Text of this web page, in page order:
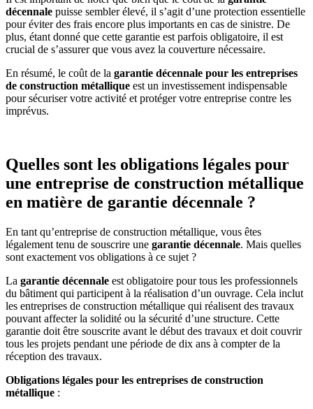
décennale puisse sembler élevé, il s’agit d’une protection essentielle
pour éviter des frais encore plus importants en cas de sinistre. De
plus, étant donné que cette garantie est parfois obligatoire, il est
crucial de s’assurer que vous avez la couverture nécessaire.
En résumé, le coût de la garantie décennale pour les entreprises
de construction métallique est un investissement indispensable
pour sécuriser votre activité et protéger votre entreprise contre les
imprévus.
Quelles sont les obligations légales pour
une entreprise de construction métallique
en matière de garantie décennale ?
En tant qu’entreprise de construction métallique, vous êtes
légalement tenu de souscrire une garantie décennale. Mais quelles
sont exactement vos obligations à ce sujet ?
La garantie décennale est obligatoire pour tous les professionnels
du bâtiment qui participent à la réalisation d’un ouvrage. Cela inclut
les entreprises de construction métallique qui réalisent des travaux
pouvant affecter la solidité ou la sécurité d’une structure. Cette
garantie doit être souscrite avant le début des travaux et doit couvrir
tous les projets pendant une période de dix ans à compter de la
réception des travaux.
Obligations légales pour les entreprises de construction
métallique :